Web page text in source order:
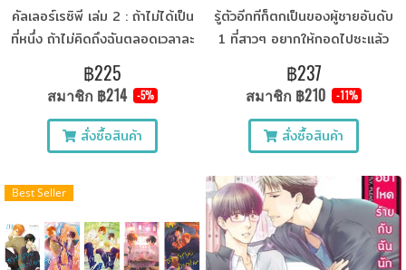
คัลเลอร์เรซิพี เล่ม 2 : ถ้าไม่ได้เป็น
ที่หนึ่ง ถ้าไม่คิดถึงฉันตลอดเวลาละ
มันก็ไม่มีความหมาย... ฟุคุสุเกะผู้
หลงใหลโชคิจิเข้าขั้นผิดปกติใช้วิธี
สกปรกจนได้โชคิจิมาไว้ในมือแล้ว
แต่ก็ยังไม่พอใจที่ตนไม่ได้เป็นที่
หนึ่งสำหรับเขาและวิธีที่ฟุคุสุเกะ
฿225
สมาชิก ฿214 -5%
สั่งซื้อสินค้า
รู้ตัวอีกทีก็ตกเป็นของผู้ชายอันดับ
1 ที่สาวๆ อยากให้กอดไปซะแล้ว
เล่ม 7
฿237
สมาชิก ฿210 -11%
สั่งซื้อสินค้า
Best Seller